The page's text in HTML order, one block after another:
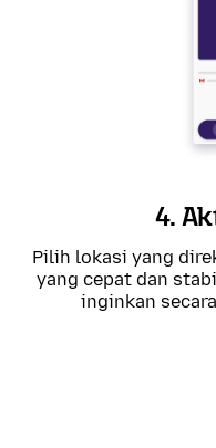
4.
Pilih lokasi yang
yang cepat dan
inginkan